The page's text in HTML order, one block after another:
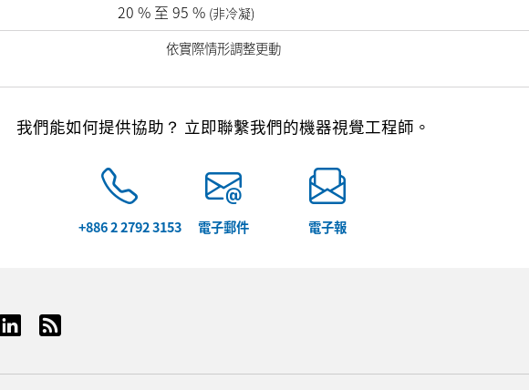
20 %至 95 % (非冷凝)
依實際情形調整更動
我們能如何提供協助？ 立即聯繫我們的機器視覺工程師。
+886 2 2792 3153 電子郵件 電子報